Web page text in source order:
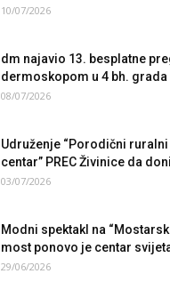
10/07/2026
dm najavio 13. besplatne
dermoskopom u 4 bh. grada
08/07/2026
Udruženje “Porodični
centar” PREC Živinice da
03/07/2026
Modni spektakl na
most ponovo je centar
29/06/2026